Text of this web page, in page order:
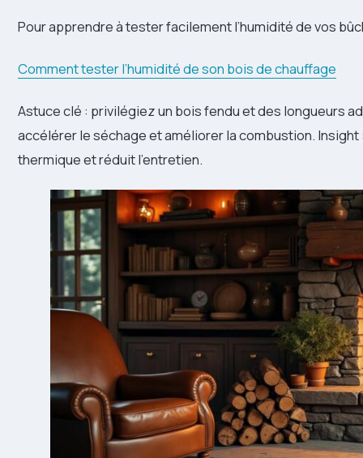
Pour apprendre à tester facilement l’humidité de vos
Comment tester l’humidité de son bois de chauffage
Astuce clé : privilégiez un bois fendu et des longueurs
accélérer le séchage et améliorer la combustion.
thermique et réduit l’entretien.